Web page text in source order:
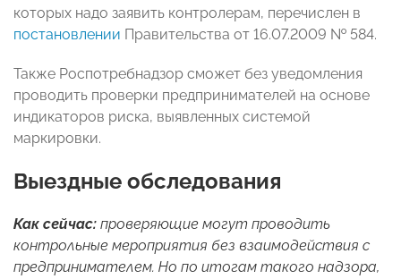
которых надо заявить контролерам, перечислен в
постановлении Правительства от 16.07.2009 № 584.
Также Роспотребнадзор сможет без уведомления
проводить проверки предпринимателей на основе
индикаторов риска, выявленных системой
маркировки.
Выездные обследования
Как сейчас: проверяющие могут проводить
контрольные мероприятия без взаимодействия с
предпринимателем. Но по итогам такого надзора,